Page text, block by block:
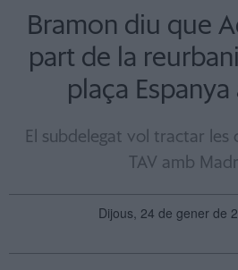
Bramon diu que
part de la
plaça Espanya
El subdelegat vol tractar les
TAV amb
Dijous, 24 de gener de